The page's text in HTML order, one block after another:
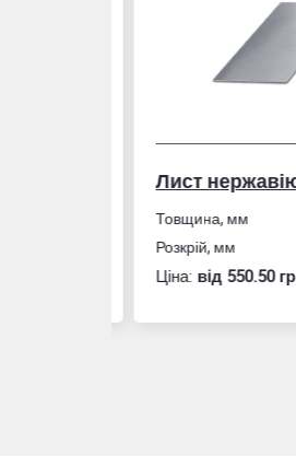
Товщина, мм
Розкрій, мм
Ціна:вiд 550.50 грн